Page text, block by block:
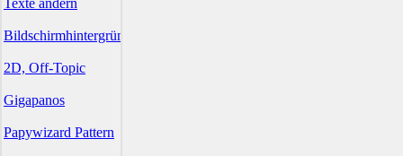
Texte ändern
Bildschirmhintergründe
2D, Off-Topic
Gigapanos
Papywizard Pattern